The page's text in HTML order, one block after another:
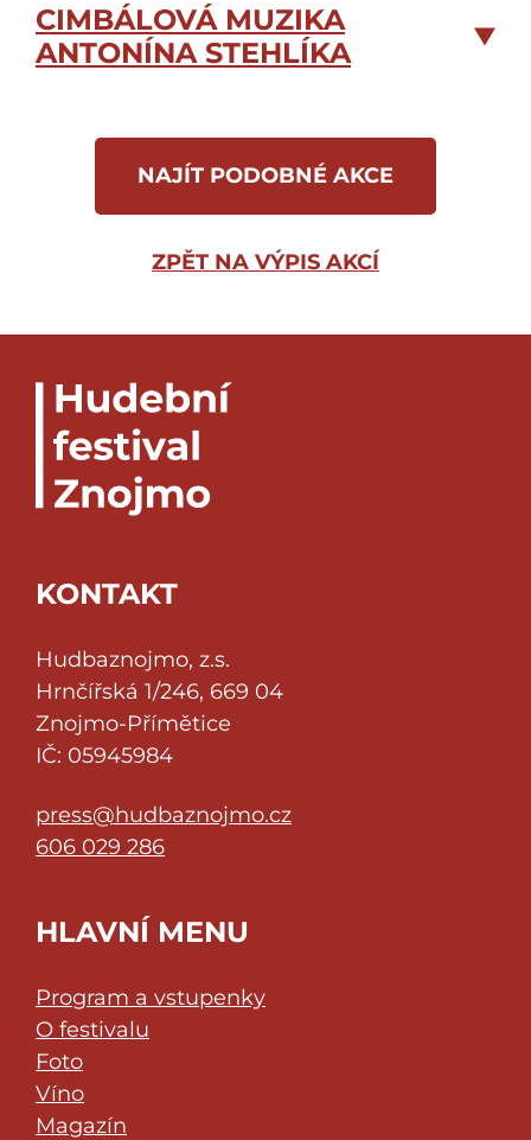
CIMBÁLOVÁ MUZIKA
ANTONÍNA STEHLÍKA
NAJÍT PODOBNÉ AKCE
ZPĚT NA VÝPIS AKCÍ
KONTAKT
Hudbaznojmo, z.s.
Hrnčířská 1/246, 669 04
Znojmo-Přímětice
IČ: 05945984
press@hudbaznojmo.cz
606 029 286
HLAVNÍ MENU
Program a vstupenky
O festivalu
Foto
Víno
Magazín